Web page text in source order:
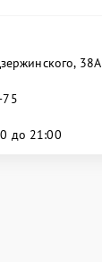
38А
75
до 21:00